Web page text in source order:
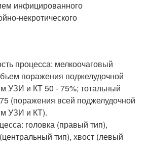
инфицированного
некротического
процесса: мелкоочаговый
поражения поджелудочной
УЗИ и КТ 50 - 75%; тотальный
(поражения всей поджелудочной
УЗИ и КТ).
головка (правый тип),
тип), хвост (левый